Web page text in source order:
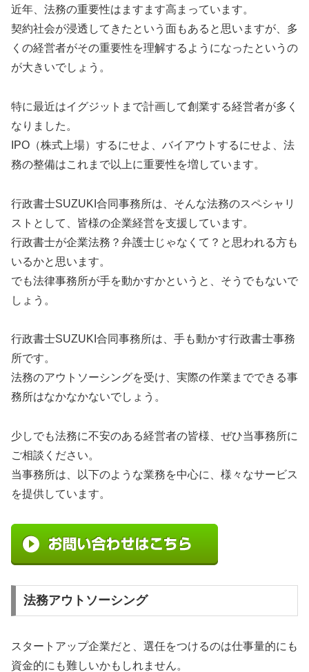
近年、法務の重要性はますます高まっています。
契約社会が浸透してきたという面もあると思いますが、多
くの経営者がその重要性を理解するようになったというの
が大きいでしょう。
特に最近はイグジットまで計画して創業する経営者が多く
なりました。
IPO（株式上場）するにせよ、バイアウトするにせよ、法
務の整備はこれまで以上に重要性を増しています。
行政書士SUZUKI合同事務所は、そんな法務のスペシャリ
ストとして、皆様の企業経営を支援しています。
行政書士が企業法務？弁護士じゃなくて？と思われる方も
いるかと思います。
でも法律事務所が手を動かすかというと、そうでもないで
しょう。
行政書士SUZUKI合同事務所は、手も動かす行政書士事務
所です。
法務のアウトソーシングを受け、実際の作業までできる事
務所はなかなかないでしょう。
少しでも法務に不安のある経営者の皆様、ぜひ当事務所に
ご相談ください。
当事務所は、以下のような業務を中心に、様々なサービス
を提供しています。
法務アウトソーシング
スタートアップ企業だと、選任をつけるのは仕事量的にも
資金的にも難しいかもしれません。